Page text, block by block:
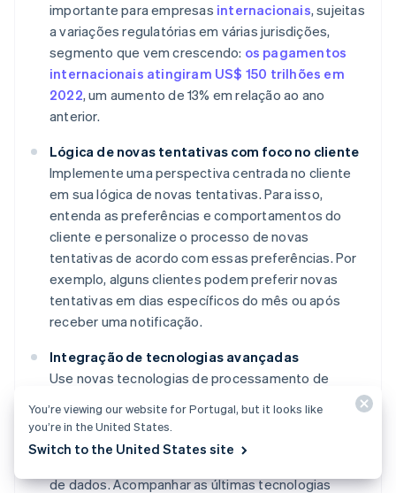
importante para empresas internacionais, sujeitas
a variações regulatórias em várias jurisdições,
segmento que vem crescendo: os pagamentos
internacionais atingiram US$ 150 trilhões em
2022, um aumento de 13% em relação ao ano
anterior.
Lógica de novas tentativas com foco no cliente
Implemente uma perspectiva centrada no cliente
em sua lógica de novas tentativas. Para isso,
entenda as preferências e comportamentos do
cliente e personalize o processo de novas
tentativas de acordo com essas preferências. Por
exemplo, alguns clientes podem preferir novas
tentativas em dias específicos do mês ou após
receber uma notificação.
Integração de tecnologias avançadas
Use novas tecnologias de processamento de
aprendizado de máquina para análise preditiva,
blockchain para registro seguro de transações e
de dados. Acompanhar as últimas tecnologias
You’re viewing our website for Portugal, but it looks like
you’re in the United States.
Switch to the United States site